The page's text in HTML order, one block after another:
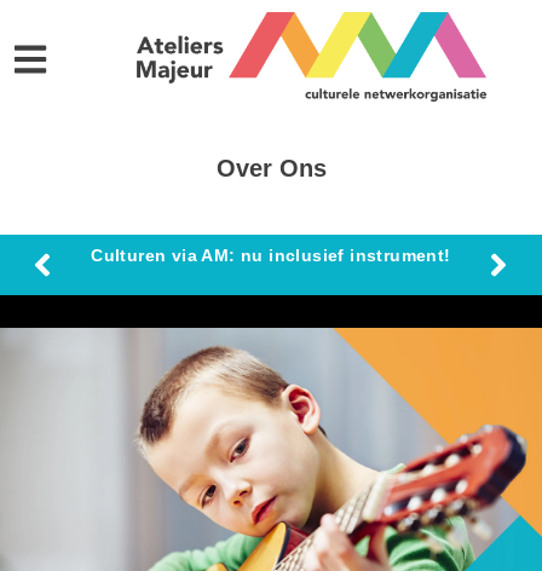
Over Ons
Culturen via AM: nu inclusief instrument!